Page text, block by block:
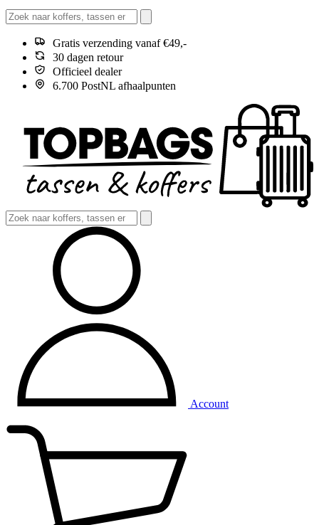
Gratis verzending vanaf €49,-
30 dagen retour
Officieel dealer
6.700 PostNL afhaalpunten
Account